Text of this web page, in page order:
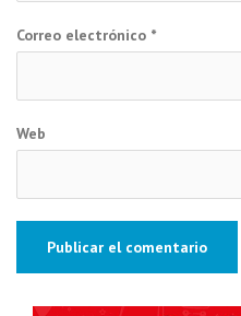
Correo electrónico *
Web